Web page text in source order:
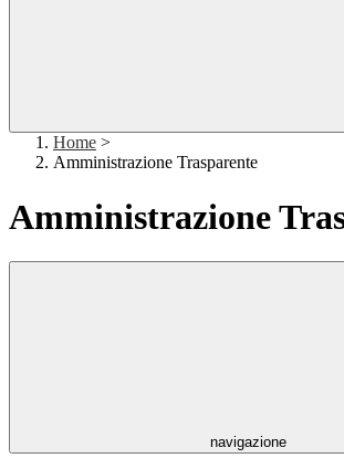
Home >
Amministrazione Trasparente
Amministrazione
navigazione